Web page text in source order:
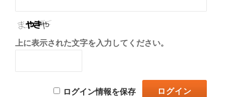
上に表示された文字を入力してください。
ログイン情報を保存